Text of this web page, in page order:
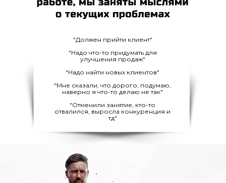
"Должен прийти клиент"
"Надо что-то придумать для
улучшения продаж"
"Надо найти новых клиентов"
"Мне сказали, что дорого, подумаю,
наверно я что-то делаю не так"
"Отменили занятие, кто-то
отвалился, выросла конкуренция и
тд"